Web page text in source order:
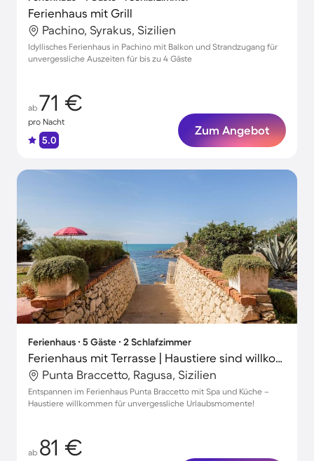
Ferienhaus mit Grill
Pachino, Syrakus, Sizilien
Idyllisches Ferienhaus in Pachino mit Balkon und Strandzugang für
unvergessliche Auszeiten für bis zu 4 Gäste
ab 71 €
pro Nacht
5.0
Zum Angebot
Ferienhaus ∙ 5 Gäste ∙ 2 Schlafzimmer
Ferienhaus mit Terrasse | Haustiere sind willkommen
Punta Braccetto, Ragusa, Sizilien
Entspannen im Ferienhaus Punta Braccetto mit Spa und Küche –
Haustiere willkommen für unvergessliche Urlaubsmomente!
ab 81 €